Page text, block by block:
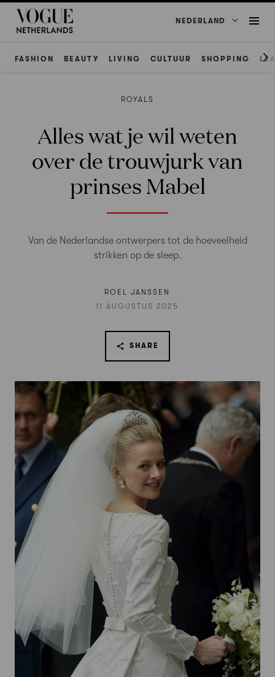
NEDERLAND
FASHION BEAUTY LIVING CULTUUR SHOPPING
ROYALS
Alles wat je wil weten
over de trouwjurk van
prinses Mabel
Van de Nederlandse ontwerpers tot de hoeveelheid
strikken op de sleep.
ROEL JANSSEN
11 AUGUSTUS 2025
SHARE